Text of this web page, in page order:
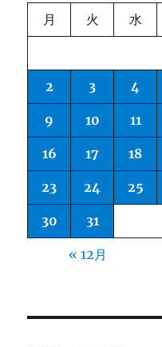
月 火 水
2 3 4
9 10 11
16 17 18
23 24 25
30 31
« 12月